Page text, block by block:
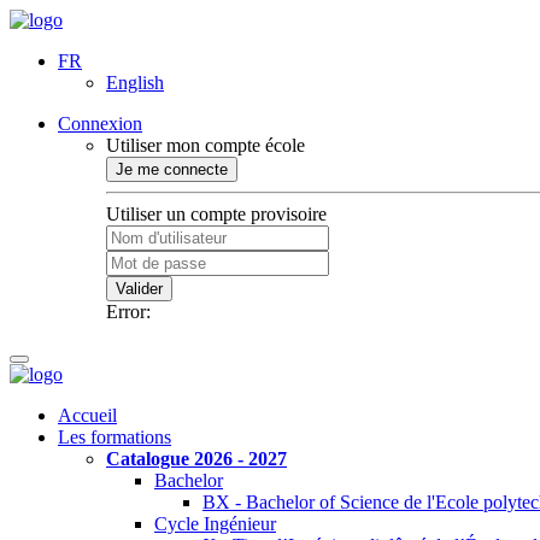
FR
English
Connexion
Utiliser mon compte école
Je me connecte
Utiliser un compte provisoire
Valider
Error:
Accueil
Les formations
Catalogue 2026 - 2027
Bachelor
BX - Bachelor of Science de l'Ecole
Cycle Ingénieur